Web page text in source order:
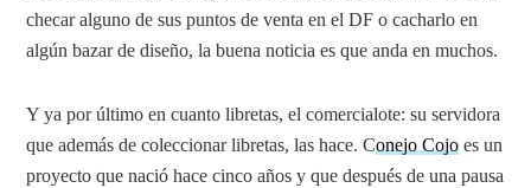
checar alguno de sus puntos de venta en el DF o cacharlo en
algún bazar de diseño, la buena noticia es que anda en muchos.
Y ya por último en cuanto libretas, el comercialote: su servidora
que además de coleccionar libretas, las hace. Conejo Cojo es un
proyecto que nació hace cinco años y que después de una pausa